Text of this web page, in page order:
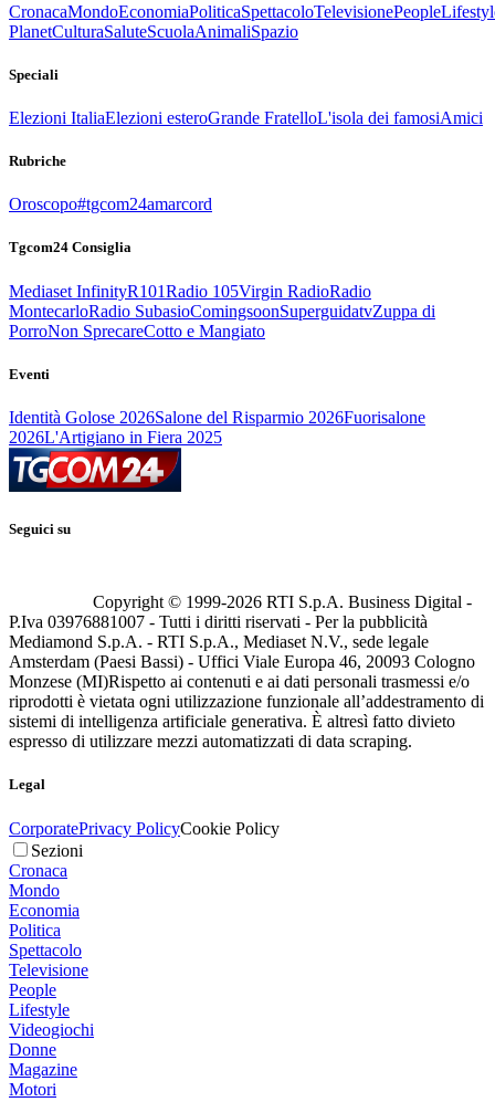
CronacaMondoEconomiaPoliticaSpettacoloTelevisionePeople
PlanetCulturaSaluteScuolaAnimaliSpazio
Speciali
Elezioni ItaliaElezioni esteroGrande FratelloL'isola dei famosiAmici
Rubriche
Oroscopo#tgcom24amarcord
Tgcom24 Consiglia
Mediaset InfinityR101Radio 105Virgin RadioRadio
MontecarloRadio SubasioComingsoonSuperguidatvZuppa di
PorroNon SprecareCotto e Mangiato
Eventi
Identità Golose 2026Salone del Risparmio 2026Fuorisalone
2026L'Artigiano in Fiera 2025
Seguici su
Copyright © 1999-2026 RTI S.p.A. Business Digital -
P.Iva 03976881007 - Tutti i diritti riservati - Per la pubblicità
Mediamond S.p.A. - RTI S.p.A., Mediaset N.V., sede legale
Amsterdam (Paesi Bassi) - Uffici Viale Europa 46, 20093 Cologno
Monzese (MI)Rispetto ai contenuti e ai dati personali trasmessi e/o
riprodotti è vietata ogni utilizzazione funzionale all’addestramento di
sistemi di intelligenza artificiale generativa. È altresì fatto divieto
espresso di utilizzare mezzi automatizzati di data scraping.
Legal
CorporatePrivacy PolicyCookie Policy
Sezioni
Cronaca
Mondo
Economia
Politica
Spettacolo
Televisione
People
Lifestyle
Videogiochi
Donne
Magazine
Motori